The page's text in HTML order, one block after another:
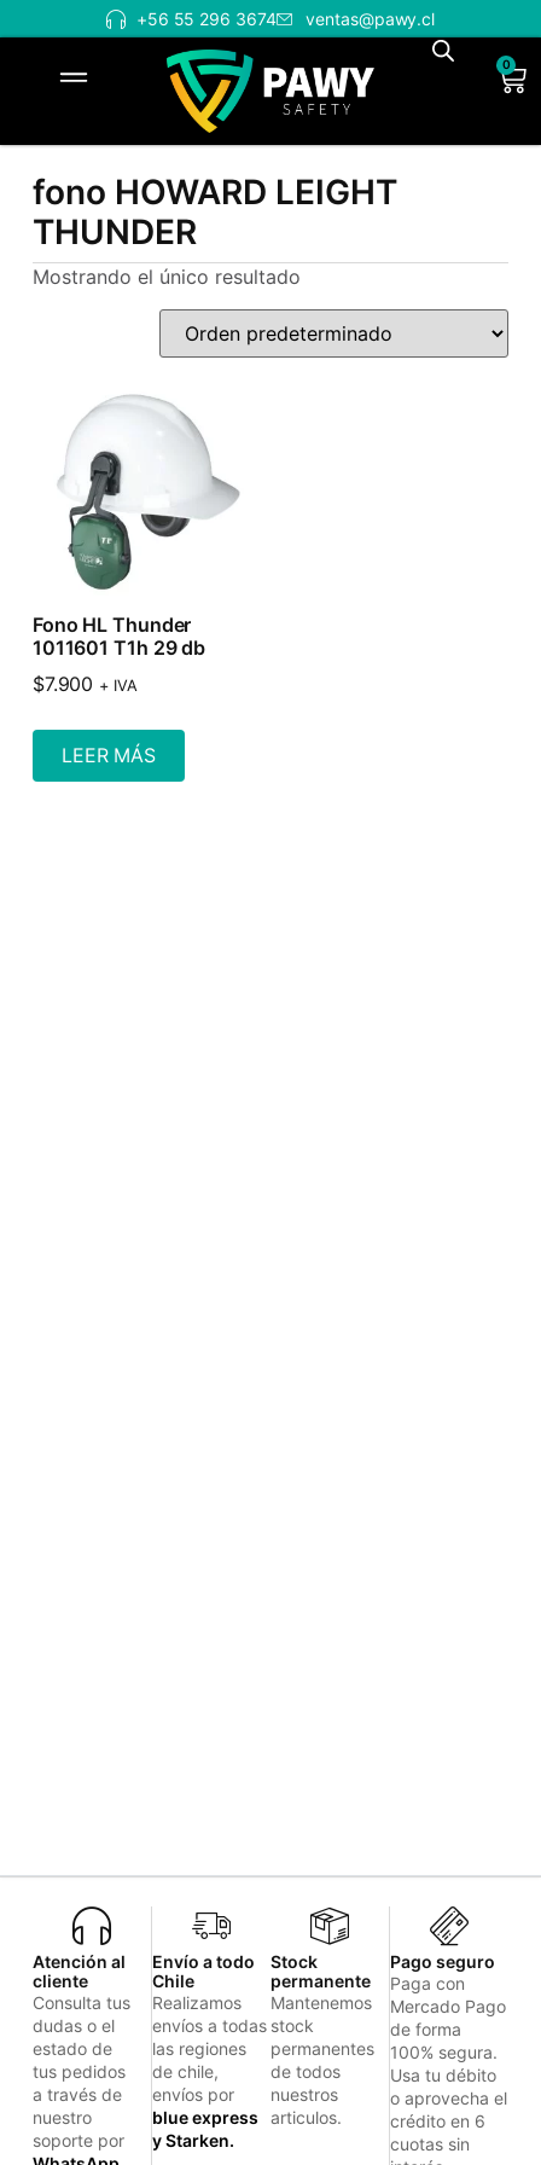
+56 55 296 3674 ventas@pawy.cl
0
fono HOWARD LEIGHT
THUNDER
Mostrando el único resultado
Fono HL Thunder
1011601 T1h 29 db
$7.900 + IVA
LEER MÁS
Atención al
cliente
Consulta tus
dudas o el
estado de
tus pedidos
a través de
nuestro
soporte por
Envío a todo
Chile
Realizamos
envíos a todas
las regiones
de chile,
envíos por
blue express
y Starken.
Stock
permanente
Mantenemos
stock
permanentes
de todos
nuestros
articulos.
Pago seguro
Paga con
Mercado Pago
de forma
100% segura.
Usa tu débito
o aprovecha el
crédito en 6
cuotas sin